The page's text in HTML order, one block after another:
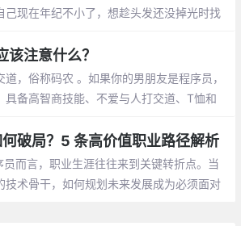
己现在年纪不小了，想趁头发还没掉光时找
该注意什么？
，俗称码农 。如果你的男朋友是程序员，
具备高智商技能、不爱与人打交道、T恤和
意什么呢？
破局？5 条高价值职业路径解析
而言，职业生涯往往来到关键转折点。当
技术骨干，如何规划未来发展成为必须面对